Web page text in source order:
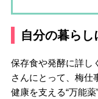
自分の暮ら
保存食や発酵に詳し
さんにとって、梅仕
健康を支える“万能